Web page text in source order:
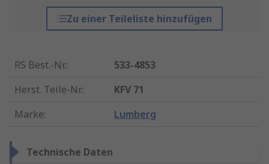
Zu einer Teileliste hinzufügen
RS Best.-Nr.:
533-4853
Herst. Teile-Nr.:
KFV 71
Marke: Lumberg
Technische Daten